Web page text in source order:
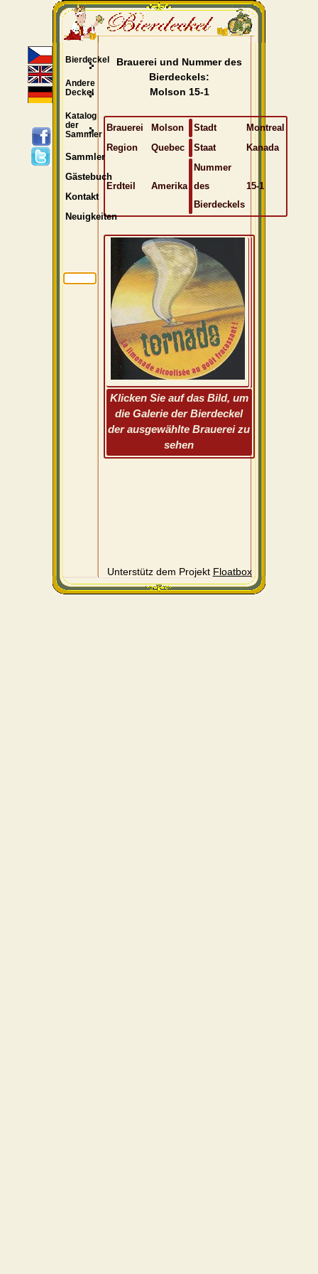
Brauerei und Nummer des
Bierdeckels:
Molson 15-1
Brauerei Molson Stadt
Montreal
Region
Quebec Staat Kanada
Erdteil Amerika
Nummer
des
Bierdeckels
15-1
Klicken Sie auf das Bild, um
die Galerie der Bierdeckel
der ausgewählte Brauerei zu
sehen
Unterstütz dem Projekt Floatbox
Bierdeckel
Andere
Deckel
Katalog
der
Sammler
Sammler
Gästebuch
Kontakt
Neuigkeiten